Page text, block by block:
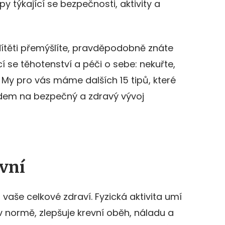
týkající se bezpečnosti, aktivity a
přemýšlíte, pravděpodobně znáte
se těhotenství a péči o sebe: nekuřte,
pro vás máme dalších 15 tipů, které
na bezpečný a zdravý vývoj
celkové zdraví. Fyzická aktivita umí
zlepšuje krevní oběh, náladu a